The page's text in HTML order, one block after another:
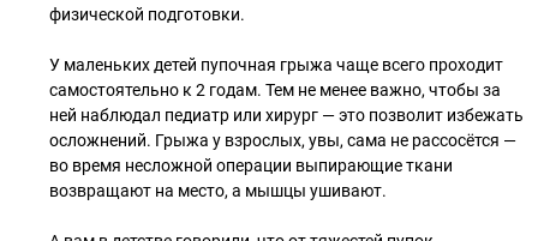
физической подготовки.
У маленьких детей пупочная грыжа чаще всего проходит
самостоятельно к 2 годам. Тем не менее важно, чтобы за
ней наблюдал педиатр или хирург — это позволит избежать
осложнений. Грыжа у взрослых, увы, сама не рассосётся —
во время несложной операции выпирающие ткани
возвращают на место, а мышцы ушивают.